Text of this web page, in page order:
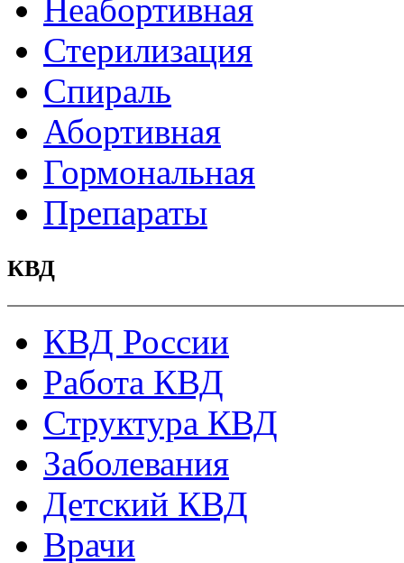
Неабортивная
Стерилизация
Спираль
Абортивная
Гормональная
Препараты
КВД
КВД России
Работа КВД
Структура КВД
Заболевания
Детский КВД
Врачи